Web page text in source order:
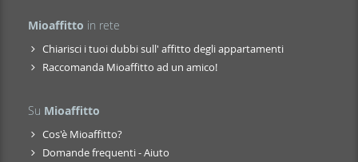
Mioaffitto in rete
Chiarisci i tuoi dubbi sull' affitto degli appartamenti
Raccomanda Mioaffitto ad un amico!
Su Mioaffitto
Cos'è Mioaffitto?
Domande frequenti - Aiuto